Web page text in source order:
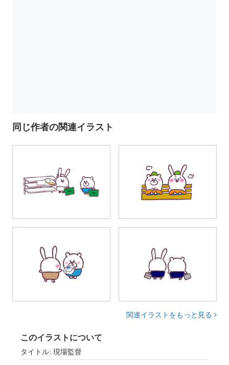
同じ作者の関連イラスト
関連イラストをもっと見る
このイラストについて
タイトル: 現場監督